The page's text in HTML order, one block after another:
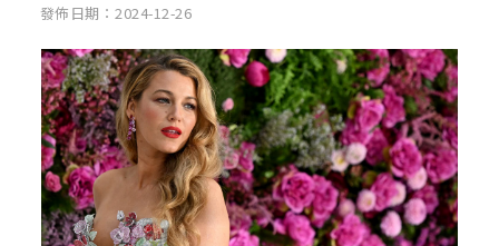
發佈日期：2024-12-26